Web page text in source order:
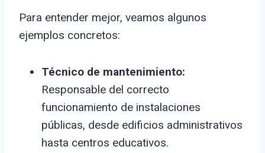
Para entender mejor, veamos algunos
ejemplos concretos:
Técnico de mantenimiento:
Responsable del correcto
funcionamiento de instalaciones
públicas, desde edificios administrativos
hasta centros educativos.